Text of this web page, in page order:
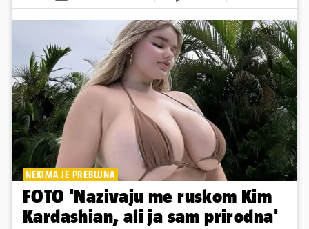
NEKIMA JE PREBUJNA
FOTO 'Nazivaju me ruskom Kim
Kardashian, ali ja sam prirodna'